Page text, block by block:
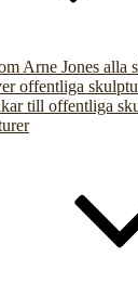
Arne Jones alla
offentliga
till offentliga